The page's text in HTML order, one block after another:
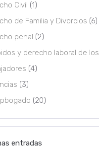
Civil (1)
de Familia y Divorcios (6)
penal (2)
y derecho laboral de los
(4)
(3)
(20)
entradas